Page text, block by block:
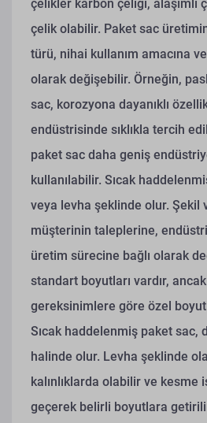
çelikler karbon çeliği, alaşımlı
çelik olabilir. Paket sac
türü, nihai kullanım amacına
olarak değişebilir. Örneğin,
sac, korozyona dayanıklı
endüstrisinde sıklıkla tercih
paket sac daha geniş
kullanılabilir. Sıcak
veya levha şeklinde olur. Şekil
müşterinin taleplerine,
üretim sürecine bağlı olarak
standart boyutları vardır,
gereksinimlere göre özel
Sıcak haddelenmiş paket sac,
halinde olur. Levha şeklinde
kalınlıklarda olabilir ve kesme
geçerek belirli boyutlara